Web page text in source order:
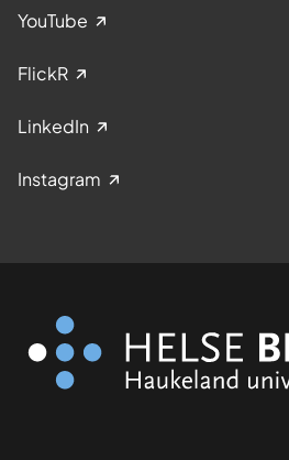
YouTube
FlickR
LinkedIn
Instagram